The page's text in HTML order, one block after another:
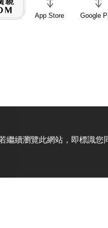
App Store Google
繼續瀏覽此網站，即標識